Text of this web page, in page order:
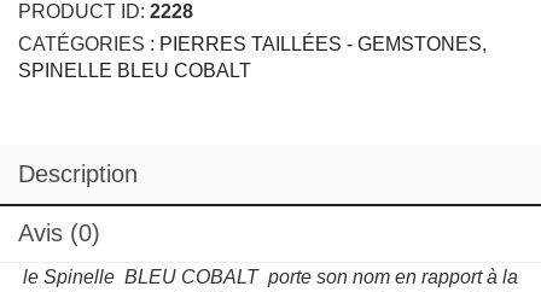
PRODUCT ID: 2228
CATÉGORIES : PIERRES TAILLÉES - GEMSTONES,
SPINELLE BLEU COBALT
Description
Avis (0)
le Spinelle BLEU COBALT porte son nom en rapportà la